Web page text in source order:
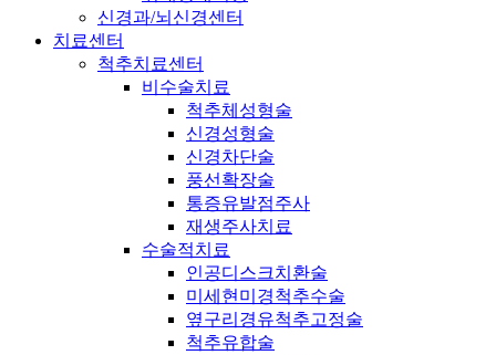
신경과/뇌신경센터
치료센터
척추치료센터
비수술치료
척추체성형술
신경성형술
신경차단술
풍선확장술
통증유발점주사
재생주사치료
수술적치료
인공디스크치환술
미세현미경척추수술
옆구리경유척추고정술
척추유합술